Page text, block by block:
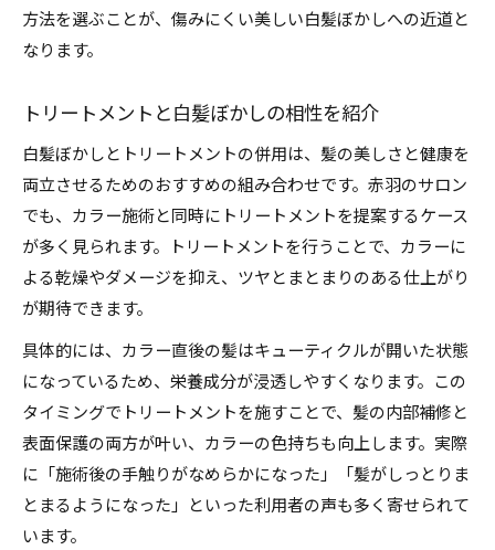
方法を選ぶことが、傷みにくい美しい白髪ぼかしへの近道と
なります。
トリートメントと白髪ぼかしの相性を紹介
白髪ぼかしとトリートメントの併用は、髪の美しさと健康を
両立させるためのおすすめの組み合わせです。赤羽のサロン
でも、カラー施術と同時にトリートメントを提案するケース
が多く見られます。トリートメントを行うことで、カラーに
よる乾燥やダメージを抑え、ツヤとまとまりのある仕上がり
が期待できます。
具体的には、カラー直後の髪はキューティクルが開いた状態
になっているため、栄養成分が浸透しやすくなります。この
タイミングでトリートメントを施すことで、髪の内部補修と
表面保護の両方が叶い、カラーの色持ちも向上します。実際
に「施術後の手触りがなめらかになった」「髪がしっとりま
とまるようになった」といった利用者の声も多く寄せられて
います。